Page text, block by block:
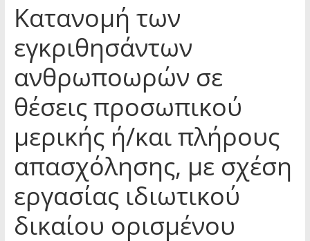
Κατανομή των
εγκριθησάντων
ανθρωποωρών σε
θέσεις προσωπικού
μερικής ή/και πλήρους
απασχόλησης, με σχέση
εργασίας ιδιωτικού
δικαίου ορισμένου